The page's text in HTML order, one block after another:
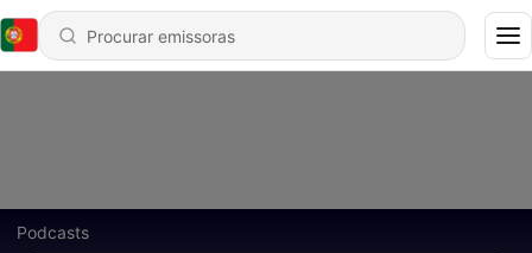
Podcasts